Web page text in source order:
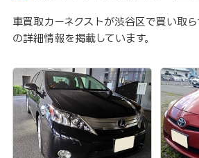
車買取カーネクストが渋谷区で買い取
の詳細情報を掲載しています。